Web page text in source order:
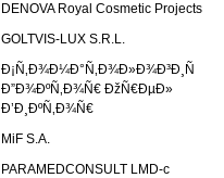
DENOVA Royal Cosmetic Projects
GOLTVIS-LUX S.R.L.
Ð¡Ñ‚Ð¾Ð¼Ð°Ñ‚Ð¾Ð»Ð¾Ð³Ð¸Ñ
Ð”Ð¾ÐºÑ‚Ð¾Ñ€ ÐžÑ€ÐµÐ»
Ð’Ð¸ÐºÑ‚Ð¾Ñ€
MiF S.A.
PARAMEDCONSULT LMD-c